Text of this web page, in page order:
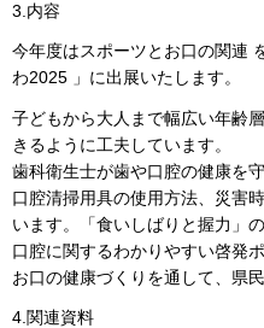
3.内容
今年度はスポーツとお口の関連
わ2025 」に出展いたします。
子どもから大人まで幅広い年齢
きるように工夫しています。
歯科衛生士が歯や口腔の健康を
口腔清掃用具の使用方法、災害
います。「食いしばりと握力」
口腔に関するわかりやすい啓発
お口の健康づくりを通して、県
4.関連資料